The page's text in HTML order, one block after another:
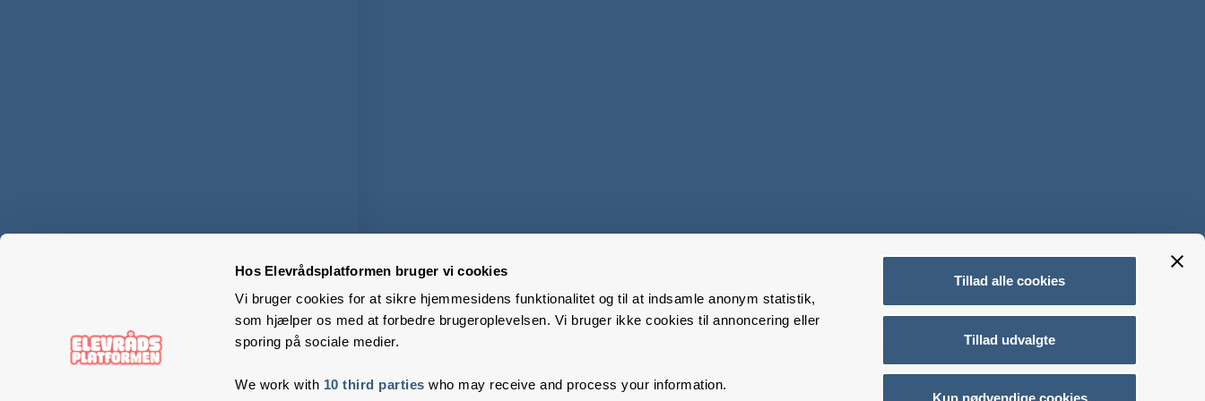
Hos Elevrådsplatformen bruger vi cookies
Vi bruger cookies for at sikre hjemmesidens funktionalitet og til at indsamle anonym statistik,
som hjælper os med at forbedre brugeroplevelsen. Vi bruger ikke cookies til annoncering eller
sporing på sociale medier.
We work with 10 third parties who may receive and process your information.
Tillad alle cookies
Tillad udvalgte
Kun nødvendige cookies